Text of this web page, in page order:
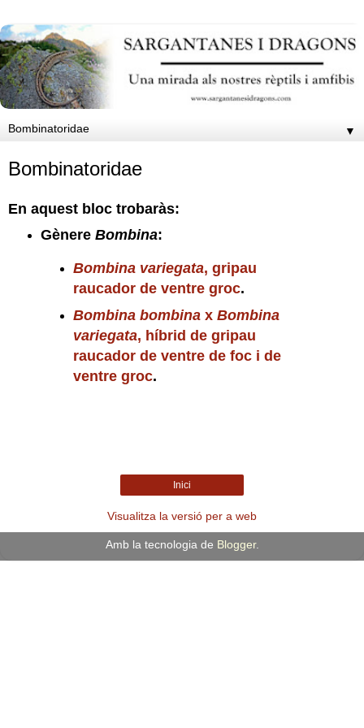
▼
Bombinatoridae
En aquest bloc trobaràs:
Gènere Bombina:
Bombina variegata, gripau
raucador de ventre groc.
Bombina bombinax Bombina
variegata, híbrid de gripau
raucador de ventre de foc i de
ventre groc.
Inici
Visualitza la versió per a web
Amb la tecnologia de Blogger.